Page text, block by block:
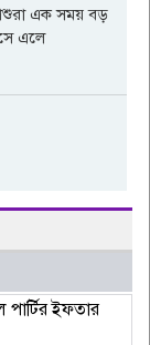
এক সময় বড়
এলে
পার্টির ইফতার